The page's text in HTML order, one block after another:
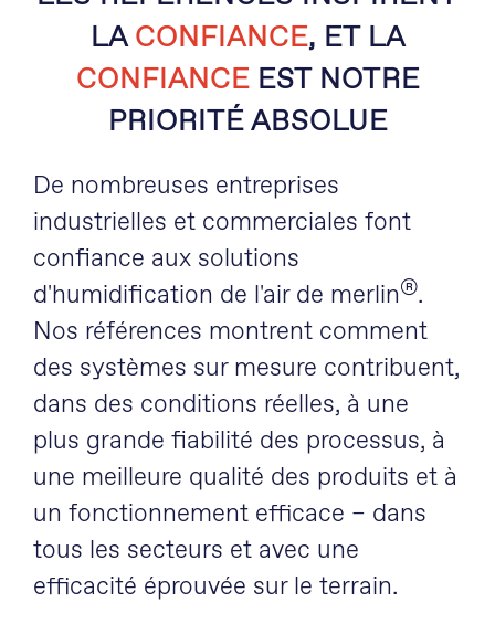
LACONFIANCE, ET LA
CONFIANCEEST NOTRE
PRIORITÉ ABSOLUE
De nombreuses entreprises
industrielles et commerciales font
confiance aux solutions
d'humidification de l'air de merlin®.
Nos références montrent comment
des systèmes sur mesure contribuent,
dans des conditions réelles, à une
plus grande fiabilité des processus, à
une meilleure qualité des produits et à
un fonctionnement efficace – dans
tous les secteurs et avec une
efficacité éprouvée sur le terrain.